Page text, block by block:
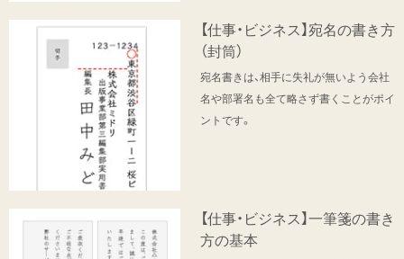
【仕事・ビジネス】宛名の書き方
（封筒）
宛名書きは、相手に失礼が無いよう会社
名や部署名も全て略さず書くことがポイ
ントです。
【仕事・ビジネス】一筆箋の書き
方の基本